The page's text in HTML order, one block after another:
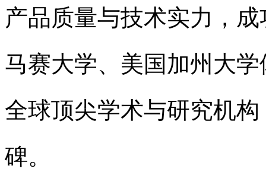
产品质量与技术实力，
马赛大学、美国加州大
全球顶尖学术与研究机
碑。